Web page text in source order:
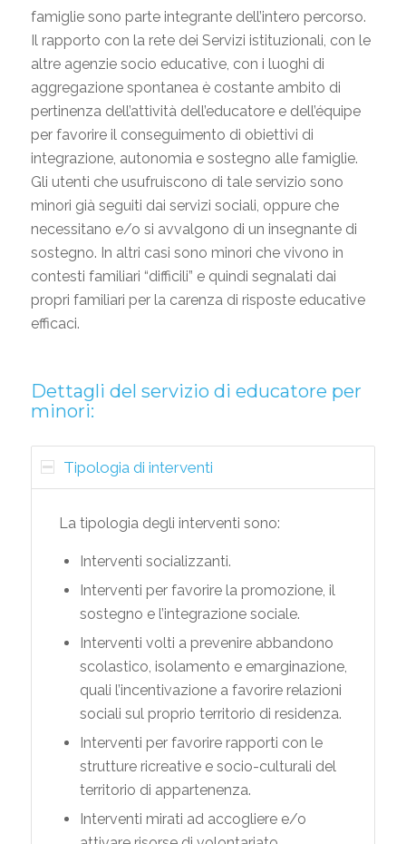
famiglie sono parte integrante dell’intero percorso.
Il rapporto con la rete dei Servizi istituzionali, con le
altre agenzie socio educative, con i luoghi di
aggregazione spontanea è costante ambito di
pertinenza dell’attività dell’educatore e dell’équipe
per favorire il conseguimento di obiettivi di
integrazione, autonomia e sostegno alle famiglie.
Gli utenti che usufruiscono di tale servizio sono
minori già seguiti dai servizi sociali, oppure che
necessitano e/o si avvalgono di un insegnante di
sostegno. In altri casi sono minori che vivono in
contesti familiari “difficili” e quindi segnalati dai
propri familiari per la carenza di risposte educative
efficaci.
Dettagli del servizio di educatore per
minori:
Tipologia di interventi
La tipologia degli interventi sono:
Interventi socializzanti.
Interventi per favorire la promozione, il
sostegno e l’integrazione sociale.
Interventi volti a prevenire abbandono
scolastico, isolamento e emarginazione,
quali l’incentivazione a favorire relazioni
sociali sul proprio territorio di residenza.
Interventi per favorire rapporti con le
strutture ricreative e socio-culturali del
territorio di appartenenza.
Interventi mirati ad accogliere e/o